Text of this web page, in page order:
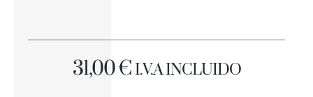
31,00€ I.V.A INCLUIDO